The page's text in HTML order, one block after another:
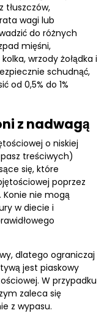
tłuszczów,
wagi lub
do różnych
mięśni,
wrzody żołądka i
schudnąć,
od 0,5% do 1%
z nadwagą
o niskiej
treściwych)
się, które
poprzez
nie mogą
w diecie i
dlatego ograniczaj
jest piaskowy
W przypadku
zaleca się
z wypasu.